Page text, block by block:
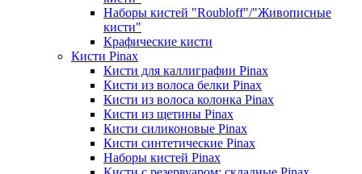
Наборы кистей "Roubloff"/"Живописные
кисти"
Крафические кисти
Кисти Pinax
Кисти для каллиграфии Pinax
Кисти из волоса белки Pinax
Кисти из волоса колонка Pinax
Кисти из щетины Pinax
Кисти силиконовые Pinax
Кисти синтетические Pinax
Наборы кистей Pinax